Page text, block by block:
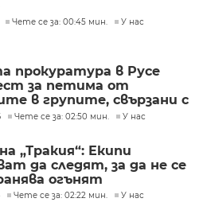
Чете се за: 00:45 мин. У нас
прокуратура в Русе
за петима от
в групите, свързани с
лаборатория за
Чете се за: 02:50 мин. У нас
„Тракия“: Екипи
да следят, за да не се
огънят
Чете се за: 02:22 мин. У нас